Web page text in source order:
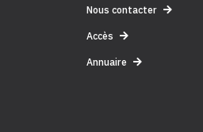
Nous contacter
Accès
Annuaire